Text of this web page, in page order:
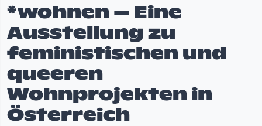
*wohnen – Eine
Ausstellung zu
feministischen und
queeren
Wohnprojekten in
Österreich